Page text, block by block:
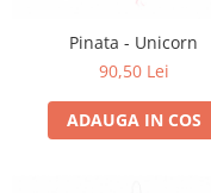
Pinata - Unicorn
90,50 Lei
ADAUGA IN COS